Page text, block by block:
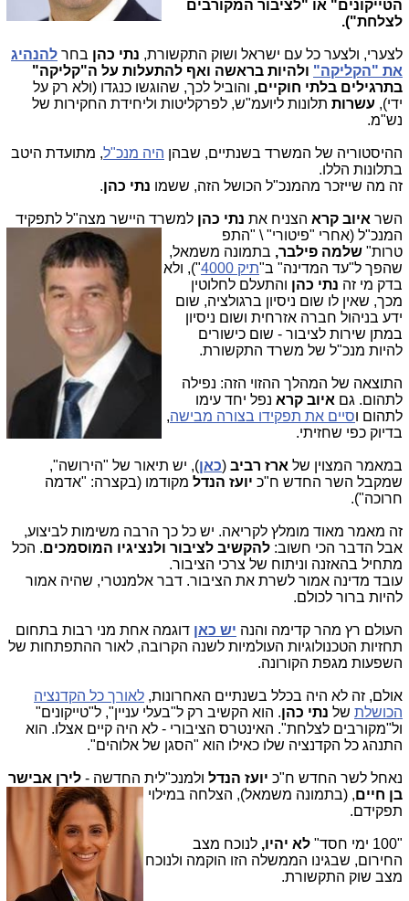
הטייקונים" או "לציבור המקורבים
לצלחת").
לצערי, ולצער כל עם ישראל ושוק התקשורת, נתי כהן בחר להנהיג
את "הקליקה" ולהיות בראשה ואף להתעלות על ה"קליקה"
בתרגילים בלתי חוקיים, והוביל לכך, שהוגשו כנגדו (ולא רק על
ידי), עשרות תלונות ליועמ"ש, לפרקליטות וליחידת החקירות של
נש"מ.
ההיסטוריה של המשרד בשנתיים, שבהן היה מנכ"ל, מתועדת היטב
בתלונות הללו.
זה מה שייזכר מהמנכ"ל הכושל הזה, ששמו נתי כהן.
השר איוב קרא הצניח את נתי כהן למשרד היישר מצה"ל לתפקיד
המנכ"ל (אחרי "פיטורי" \ "התפ
טרות" שלמה פילבר, בתמונה משמאל,
שהפך ל"עד המדינה" ב"תיק 4000
"), ולא
בדק מי זה נתי כהן והתעלם לחלוטין
מכך, שאין לו שום ניסיון ברגולציה, שום
ידע בניהול חברה אזרחית ושום ניסיון
במתן שירות לציבור - שום כישורים
להיות מנכ"ל של משרד התקשורת.
התוצאה של המהלך ההזוי הזה: נפילה
לתהום. גם איוב קרא נפל יחד עימו
לתהום וסיים את תפקידו בצורה מבישה,
בדיוק כפי שחזיתי.
במאמר המצוין של ארז רביב (כאן), יש תיאור של "הירושה",
שמקבל השר החדש ח"כ יועז הנדל מקודמו (בקצרה: "אדמה
חרוכה").
זה מאמר מאוד מומלץ לקריאה. יש כל כך הרבה משימות לביצוע,
אבל הדבר הכי חשוב: להקשיב לציבור ולנציגיו המוסמכים. הכל
מתחיל בהאזנה וניתוח של צרכי הציבור.
עובד מדינה אמור לשרת את הציבור. דבר אלמנטרי, שהיה אמור
להיות ברור לכולם.
העולם רץ מהר קדימה והנה יש כאן דוגמה אחת מני רבות בתחום
תחזיות הטכנולוגיות העולמיות לשנה הקרובה, לאור ההתפתחות של
השפעות מגפת הקורונה.
אולם, זה לא היה בכלל בשנתיים האחרונות, לאורך כל הקדנציה
הכושלת של נתי כהן. הוא הקשיב רק ל"בעלי עניין", ל"טייקונים"
ול"מקורבים לצלחת". האינטרס הציבורי - לא היה קיים אצלו. הוא
התנהג כל הקדנציה שלו כאילו הוא "הסגן של אלוהים".
נאחל לשר החדש ח"כ יועז הנדל ולמנכ"לית החדשה - לירן אבישר
בן חיים, (בתמונה משמאל), הצלחה במילוי
תפקידם.
"100 ימי חסד" לא יהיו, לנוכח מצב
החירום, שבגינו הממשלה הזו הוקמה ולנוכח
מצב שוק התקשורת.